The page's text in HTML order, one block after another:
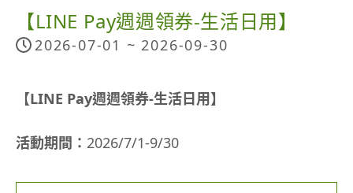
動習慣的你，不再有後顧之憂，在夏日好時光中依
然保持活力，能量滿滿！
無論是在室內運動、或室外享受大自然，都會因為
至可能中暑，萬一四周無人可求援時，很可能會因
因此擅長運動營養的環環，鼓勵大家觀察「運動的
【LINE Pay週週領券-生活日用】
2026-07-01 ~ 2026-09-30
【LINE Pay週週領券-生活日用】
活動期間： 2026/7/1-9/30
活動方式：